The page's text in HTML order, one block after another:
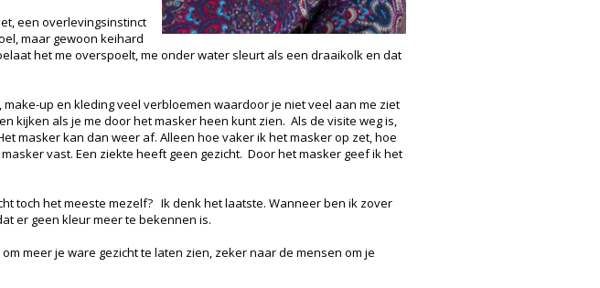
een overlevingsinstinct
maar gewoon keihard
het me overspoelt, me onder water sleurt als een draaikolk en dat
up en kleding veel verbloemen waardoor je niet veel aan me ziet
kijken als je me door het masker heen kunt zien. Als de visite weg is,
masker kan dan weer af. Alleen hoe vaker ik het masker op zet, hoe
vast. Een ziekte heeft geen gezicht. Door het masker geef ik het
toch het meeste mezelf? Ik denk het laatste. Wanneer ben ik zover
er geen kleur meer te bekennen is.
meer je ware gezicht te laten zien, zeker naar de mensen om je